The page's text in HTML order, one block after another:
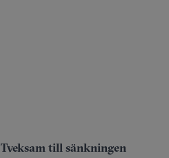
Tveksam till sänkningen